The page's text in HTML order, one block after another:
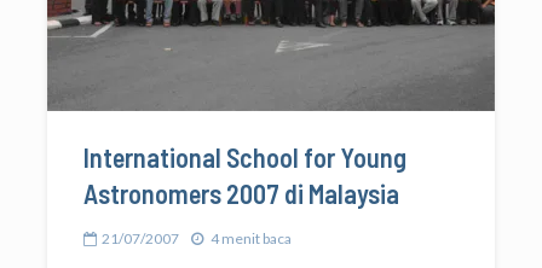
International School for Young
Astronomers 2007 di Malaysia
21/07/2007 4 menit baca